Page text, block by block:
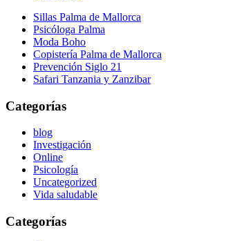
Sillas Palma de Mallorca
Psicóloga Palma
Moda Boho
Copistería Palma de Mallorca
Prevención Siglo 21
Safari Tanzania y Zanzibar
Categorías
blog
Investigación
Online
Psicología
Uncategorized
Vida saludable
Categorías